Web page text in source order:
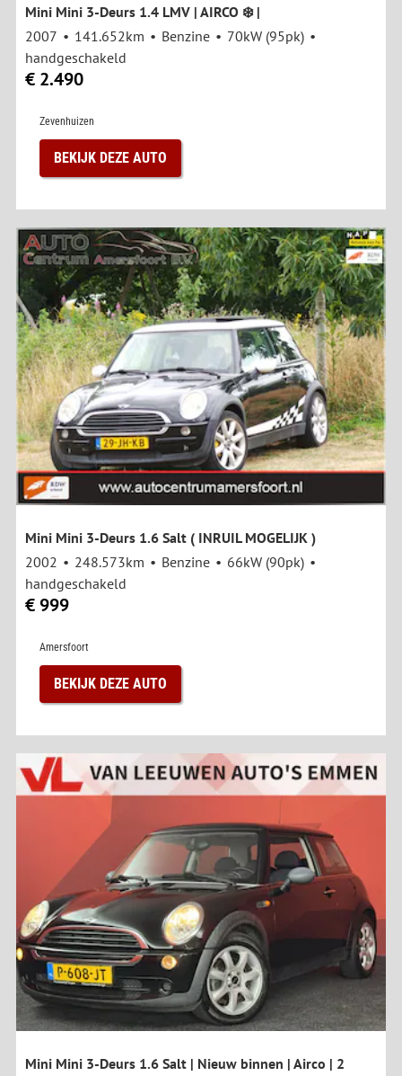
Mini Mini 3-Deurs 1.4 LMV | AIRCO ❄️ |
2007
141.652km Benzine
70kW (95pk)
handgeschakeld
€ 2.490
Zevenhuizen
BEKIJK DEZE AUTO
Mini Mini 3-Deurs 1.6 Salt ( INRUIL MOGELIJK )
2002
248.573km Benzine
66kW (90pk)
handgeschakeld
€ 999
Amersfoort
BEKIJK DEZE AUTO
Mini Mini 3-Deurs 1.6 Salt | Nieuw binnen | Airco | 2